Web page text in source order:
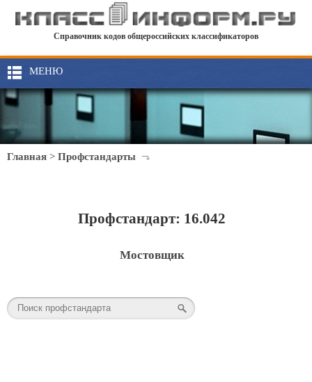
Справочник кодов общероссийских классификаторов
МЕНЮ
Главная > Профстандарты
Профстандарт: 16.042
Мостовщик